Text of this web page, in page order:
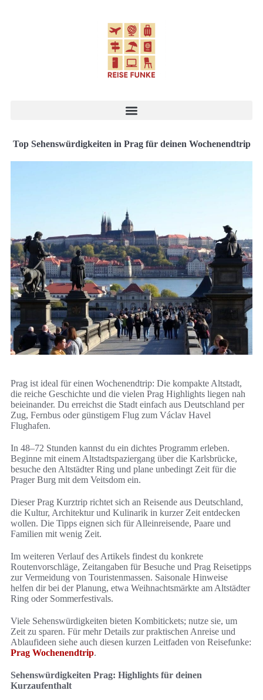
Top Sehenswürdigkeiten in Prag für deinen Wochenendtrip
Prag ist ideal für einen Wochenendtrip: Die kompakte Altstadt,
die reiche Geschichte und die vielen Prag Highlights liegen nah
beieinander. Du erreichst die Stadt einfach aus Deutschland per
Zug, Fernbus oder günstigem Flug zum Václav Havel
Flughafen.
In 48–72 Stunden kannst du ein dichtes Programm erleben.
Beginne mit einem Altstadtspaziergang über die Karlsbrücke,
besuche den Altstädter Ring und plane unbedingt Zeit für die
Prager Burg mit dem Veitsdom ein.
Dieser Prag Kurztrip richtet sich an Reisende aus Deutschland,
die Kultur, Architektur und Kulinarik in kurzer Zeit entdecken
wollen. Die Tipps eignen sich für Alleinreisende, Paare und
Familien mit wenig Zeit.
Im weiteren Verlauf des Artikels findest du konkrete
Routenvorschläge, Zeitangaben für Besuche und Prag Reisetipps
zur Vermeidung von Touristenmassen. Saisonale Hinweise
helfen dir bei der Planung, etwa Weihnachtsmärkte am Altstädter
Ring oder Sommerfestivals.
Viele Sehenswürdigkeiten bieten Kombitickets; nutze sie, um
Zeit zu sparen. Für mehr Details zur praktischen Anreise und
Ablaufideen siehe auch diesen kurzen Leitfaden von Reisefunke:
Prag Wochenendtrip.
Sehenswürdigkeiten Prag: Highlights für deinen
Kurzaufenthalt